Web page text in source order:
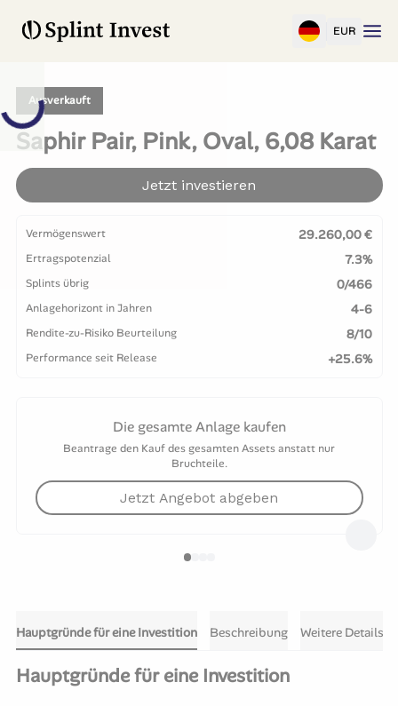
EUR
Ausverkauft
Saphir Pair, Pink, Oval, 6,08 Karat
Jetzt investieren
Vermögenswert 29.260,00 €
Ertragspotenzial 7.3%
Splints übrig 0/466
Anlagehorizont in Jahren 4-6
Rendite-zu-Risiko Beurteilung 8/10
Performance seit Release +25.6%
Die gesamte Anlage kaufen
Beantrage den Kauf des gesamten Assets anstatt nur
Bruchteile.
Jetzt Angebot abgeben
Hauptgründe für eine Investition Beschreibung Weitere Details
Hauptgründe für eine Investition